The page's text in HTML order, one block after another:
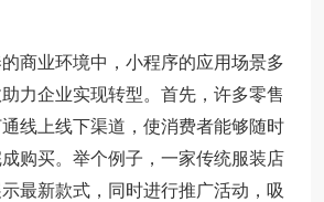
业环境中，小程序的应用场景多
力企业实现转型。首先，许多零售
线上线下渠道，使消费者能够随时
购买。举个例子，一家传统服装店
最新款式，同时进行推广活动，吸